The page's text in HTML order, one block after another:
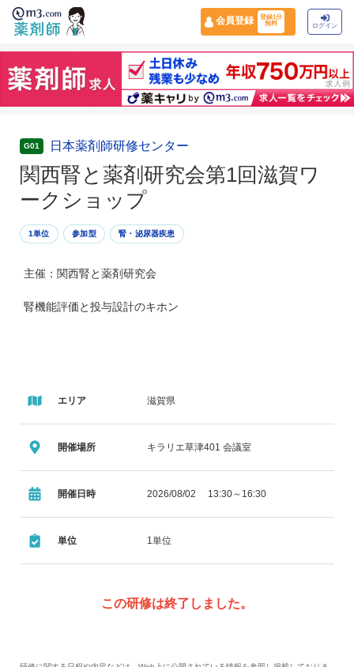
会員登録
登録1分
無料
ログイン
G01 日本薬剤師研修センター
関西腎と薬剤研究会第1回滋賀ワ
ークショップ
1単位 参加型 腎・泌尿器疾患
主催：関西腎と薬剤研究会
腎機能評価と投与設計のキホン
エリア 滋賀県
開催場所 キラリエ草津401 会議室
開催日時 2026/08/02 13:30～16:30
単位 1単位
この研修は終了しました。